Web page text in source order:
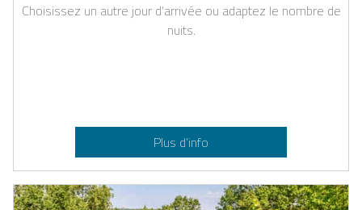
Choisissez un autre jour d’arrivée ou adaptez le nombre de
nuits.
Plus d’info